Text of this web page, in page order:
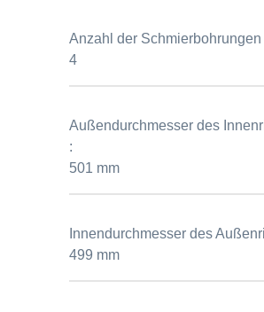
Anzahl der Schmierbohrungen
4
Außendurchmesser des
:
501 mm
Innendurchmesser des
499 mm